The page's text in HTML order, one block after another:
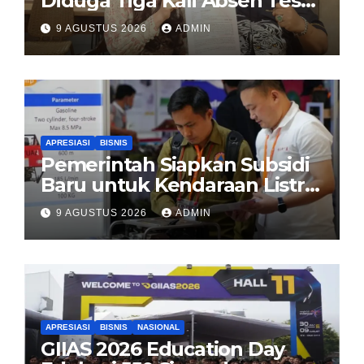
DNA, Minta Proses Hukum
Dibuka Secara Terang
9 AGUSTUS 2026 ADMIN
APRESIASI BISNIS
Pemerintah Siapkan Subsidi
Baru untuk Kendaraan Listrik
di 2026
9 AGUSTUS 2026 ADMIN
APRESIASI BISNIS NASIONAL
GIIAS 2026 Education Day